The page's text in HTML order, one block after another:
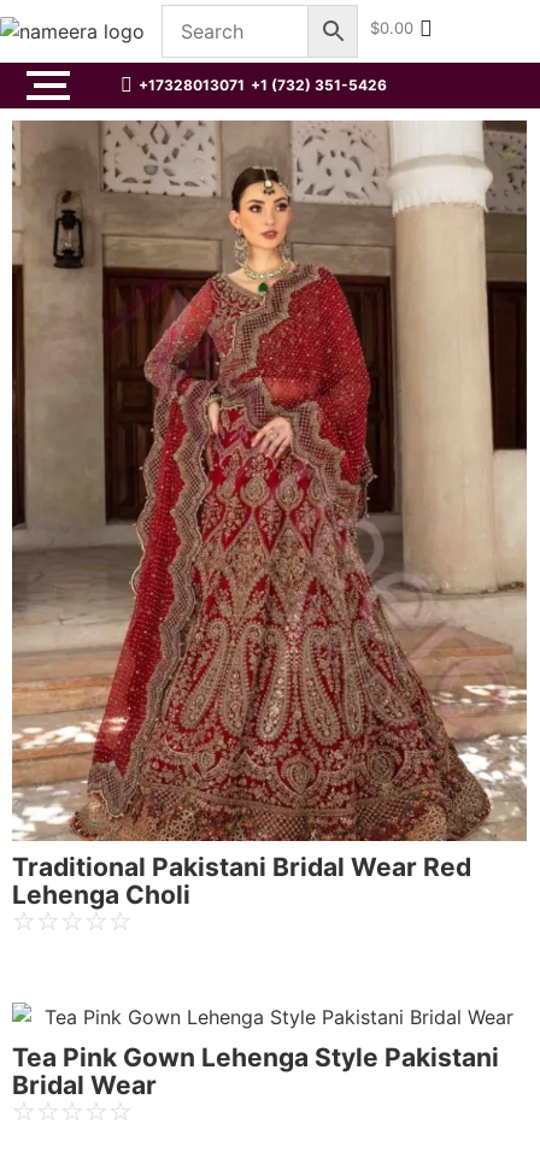
$0.00
+17328013071 +1 (732) 351-5426
Traditional Pakistani Bridal Wear Red
Lehenga Choli
☆☆☆☆☆
Tea Pink Gown Lehenga Style Pakistani
Bridal Wear
☆☆☆☆☆